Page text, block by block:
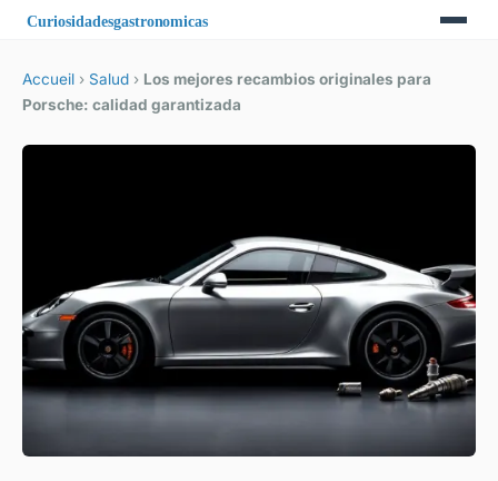
Accueil › Salud › Los mejores recambios originales para
Porsche: calidad garantizada